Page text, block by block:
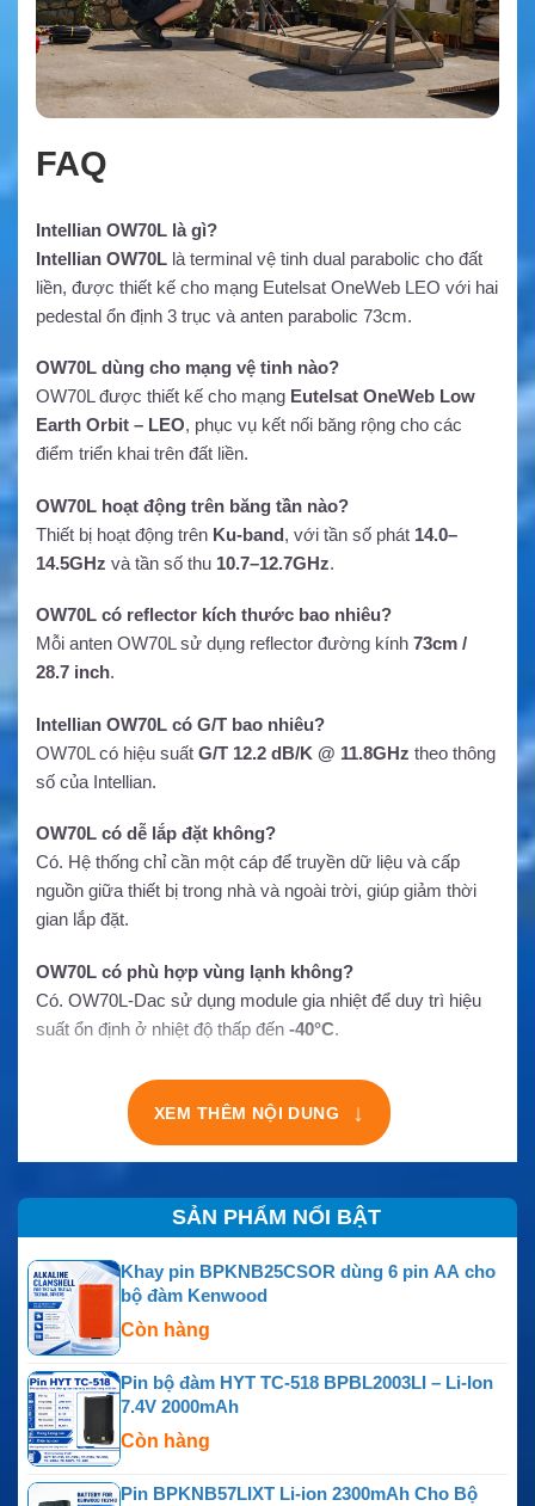
FAQ
Intellian OW70L là gì?
Intellian OW70L là terminal vệ tinh dual parabolic cho đất
liền, được thiết kế cho mạng Eutelsat OneWeb LEO với hai
pedestal ổn định 3 trục và anten parabolic 73cm.
OW70L dùng cho mạng vệ tinh nào?
OW70L được thiết kế cho mạng Eutelsat OneWeb Low
Earth Orbit – LEO, phục vụ kết nối băng rộng cho các
điểm triển khai trên đất liền.
OW70L hoạt động trên băng tần nào?
Thiết bị hoạt động trên Ku-band, với tần số phát 14.0–
14.5GHz và tần số thu 10.7–12.7GHz.
OW70L có reflector kích thước bao nhiêu?
Mỗi anten OW70L sử dụng reflector đường kính 73cm /
28.7 inch.
Intellian OW70L có G/T bao nhiêu?
OW70L có hiệu suất G/T 12.2 dB/K @ 11.8GHz theo thông
số của Intellian.
OW70L có dễ lắp đặt không?
Có. Hệ thống chỉ cần một cáp để truyền dữ liệu và cấp
nguồn giữa thiết bị trong nhà và ngoài trời, giúp giảm thời
gian lắp đặt.
OW70L có phù hợp vùng lạnh không?
Có. OW70L-Dac sử dụng module gia nhiệt để duy trì hiệu
suất ổn định ở nhiệt độ thấp đến -40°C.
XEM THÊM NỘI DUNG ↓
SẢN PHẨM NỔI BẬT
Khay pin BPKNB25CSOR dùng 6 pin AA cho
bộ đàm Kenwood
Còn hàng
Pin bộ đàm HYT TC-518 BPBL2003LI – Li-Ion
7.4V 2000mAh
Còn hàng
Pin BPKNB57LIXT Li-ion 2300mAh Cho Bộ